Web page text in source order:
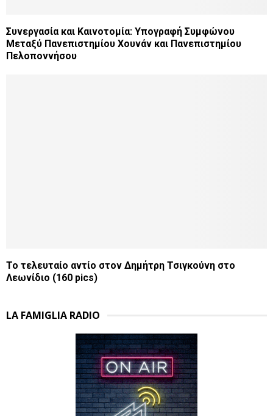
Συνεργασία και Καινοτομία: Υπογραφή Συμφώνου
Μεταξύ Πανεπιστημίου Χουνάν και Πανεπιστημίου
Πελοποννήσου
Το τελευταίο αντίο στον Δημήτρη Τσιγκούνη στο
Λεωνίδιο (160 pics)
LA FAMIGLIA RADIO